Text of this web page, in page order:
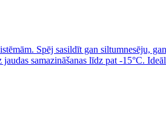
Spēj sasildīt gan siltumnesēju,
samazināšanas līdz pat -15°C.